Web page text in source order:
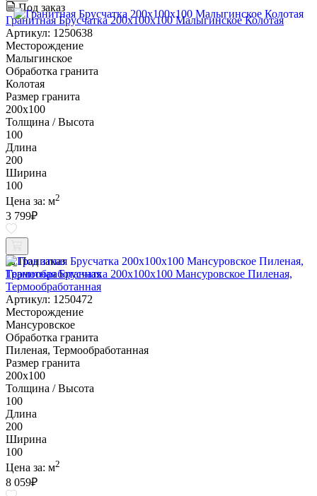
Под заказ
Гранитная Брусчатка 200х100x100 Малыгинское Колотая
Артикул: 1250638
Месторождение
Малыгинское
Обработка гранита
Колотая
Размер гранита
200х100
Толщина / Высота
100
Длина
200
Ширина
100
Цена за: м2
3 799₽
Под заказ
Гранитная Брусчатка 200х100x100 Мансуровское Пиленая,
Термообработанная
Артикул: 1250472
Месторождение
Мансуровское
Обработка гранита
Пиленая, Термообработанная
Размер гранита
200х100
Толщина / Высота
100
Длина
200
Ширина
100
Цена за: м2
8 059₽